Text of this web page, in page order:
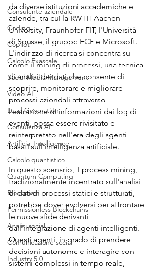
Consulente aziendale
Coding
Copilot
Calcolo Exascale
Social Media Management
Video AI
Lead Generation
Consulenza AI
Artificial Intelligence
Calcolo quantistico
Quantum Computing
Blockchain
Permissionless Blockchains
Analisi sociali
Comunicazione social
Industry 5.0
da diverse istituzioni accademiche e
aziende, tra cui la RWTH Aachen
University, Fraunhofer FIT, l'Università
di Sousse, il gruppo ECE e Microsoft.
L'indirizzo di ricerca si concentra su
come il mining di processi, una tecnica
di analisi dei dati che consente di
scoprire, monitorare e migliorare
processi aziendali attraverso
l'estrazione di informazioni dai log di
eventi, possa essere rivisitato e
reinterpretato nell'era degli agenti
basati sull'intelligenza artificiale.
In questo scenario, il process mining,
tradizionalmente incentrato sull'analisi
di dati di processi statici e strutturati,
potrebbe dover evolversi per affrontare
le nuove sfide derivanti
dall'integrazione di agenti intelligenti.
Questi agenti, in grado di prendere
decisioni autonome e interagire con
sistemi complessi in tempo reale,